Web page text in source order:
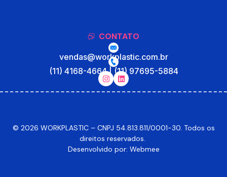
CONTATO
vendas@workplastic.com.br
(11) 4168-4664 | (11) 97695-5884
© 2026 WORKPLASTIC – CNPJ 54.813.811/0001-30. Todos os
direitos reservados.
Desenvolvido por: Webmee